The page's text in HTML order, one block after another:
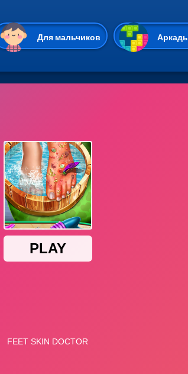
Для мальчиков
Казуальные
Симуляторы
Пасьянс